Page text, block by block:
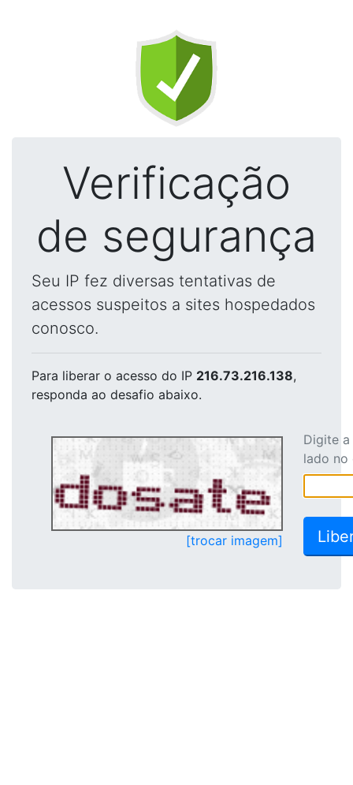
Verificação
de segurança
Seu IP fez diversas tentativas de
acessos suspeitos a sites hospedados
conosco.
Para liberar o acesso do IP 216.73.216.138,
responda ao desafio abaixo.
[trocar imagem]
Digite
lado no